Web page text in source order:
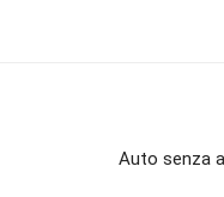
Auto senza